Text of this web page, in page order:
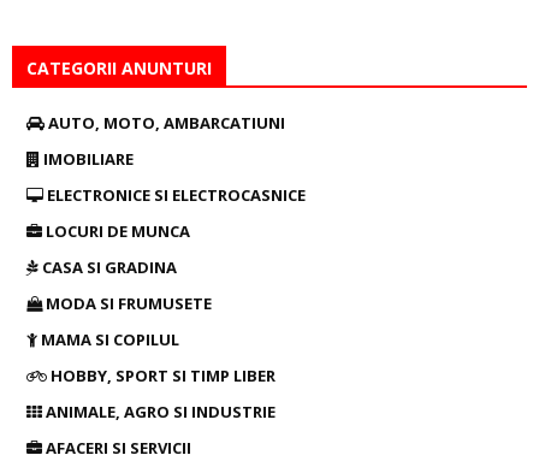
CATEGORII ANUNTURI
AUTO, MOTO, AMBARCATIUNI
IMOBILIARE
ELECTRONICE SI ELECTROCASNICE
LOCURI DE MUNCA
CASA SI GRADINA
MODA SI FRUMUSETE
MAMA SI COPILUL
HOBBY, SPORT SI TIMP LIBER
ANIMALE, AGRO SI INDUSTRIE
AFACERI SI SERVICII